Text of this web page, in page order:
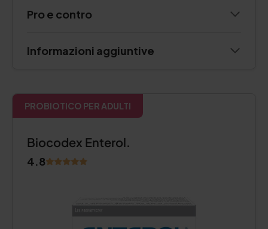
Pro e contro
Informazioni aggiuntive
PROBIOTICO PER ADULTI
Biocodex Enterol.
4.8